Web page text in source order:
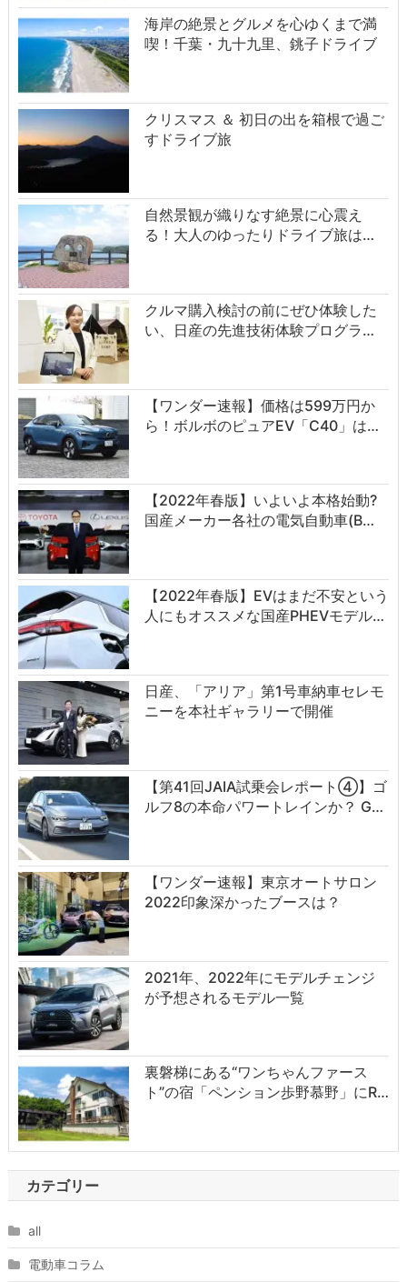
海岸の絶景とグルメを心ゆくまで満
喫！千葉・九十九里、銚子ドライブ
クリスマス ＆ 初日の出を箱根で過ご
すドライブ旅
自然景観が織りなす絶景に心震え
る！大人のゆったりドライブ旅は…
クルマ購入検討の前にぜひ体験した
い、日産の先進技術体験プログラ…
【ワンダー速報】価格は599万円か
ら！ボルボのピュアEV「C40」は…
【2022年春版】いよいよ本格始動?
国産メーカー各社の電気自動車(B…
【2022年春版】EVはまだ不安という
人にもオススメな国産PHEVモデル…
日産、「アリア」第1号車納車セレモ
ニーを本社ギャラリーで開催
【第41回JAIA試乗会レポート④】ゴ
ルフ8の本命パワートレインか？ G…
【ワンダー速報】東京オートサロン
2022印象深かったブースは？
2021年、2022年にモデルチェンジ
が予想されるモデル一覧
裏磐梯にある“ワンちゃんファース
ト”の宿「ペンション歩野慕野」にR…
カテゴリー
all
電動車コラム